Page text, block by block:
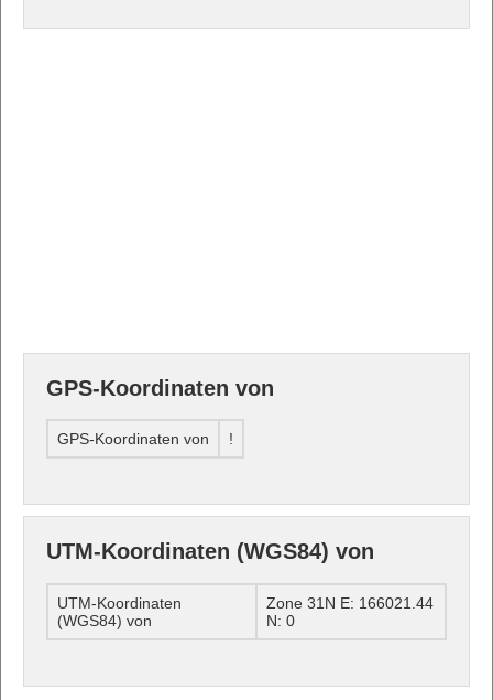
GPS-Koordinaten von
GPS-Koordinaten von !
UTM-Koordinaten (WGS84) von
UTM-Koordinaten
(WGS84) von
Zone 31N E: 166021.44
N: 0